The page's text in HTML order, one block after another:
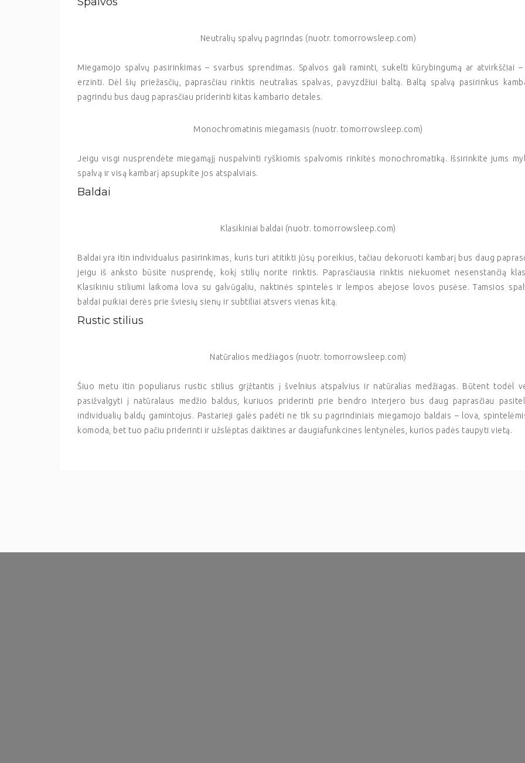
Neutralių spalvų pagrindas (nuotr. tomorrowsleep.com)
Miegamojo spalvų pasirinkimas – svarbus sprendimas. Spalvos gali raminti, sukelti kūrybingumą ar atvirkščiai
erzinti. Dėl šių priežasčių, paprasčiau rinktis neutralias spalvas, pavyzdžiui baltą. Baltą spalvą pasirinkus
pagrindu bus daug paprasčiau priderinti kitas kambario detales.
Monochromatinis miegamasis (nuotr. tomorrowsleep.com)
Jeigu visgi nusprendėte miegamąjį nuspalvinti ryškiomis spalvomis rinkitės monochromatiką. Išsirinkite jums
spalvą ir visą kambarį apsupkite jos atspalviais.
Baldai
Klasikiniai baldai (nuotr. tomorrowsleep.com)
Baldai yra itin individualus pasirinkimas, kuris turi atitikti jūsų poreikius, tačiau dekoruoti kambarį bus daug
jeigu iš anksto būsite nusprendę, kokį stilių norite rinktis. Paprasčiausia rinktis niekuomet nesenstančią
Klasikiniu stiliumi laikoma lova su galvūgaliu, naktinės spintelės ir lempos abejose lovos pusėse. Tamsios
baldai puikiai derės prie šviesių sienų ir subtiliai atsvers vienas kitą.
Rustic stilius
Natūralios medžiagos (nuotr. tomorrowsleep.com)
Šiuo metu itin populiarus rustic stilius grįžtantis į švelnius atspalvius ir natūralias medžiagas. Būtent todėl
pasižvalgyti į natūralaus medžio baldus, kuriuos priderinti prie bendro interjero bus daug paprasčiau
individualių baldų gamintojus. Pastarieji galės padėti ne tik su pagrindiniais miegamojo baldais – lova,
komoda, bet tuo pačiu priderinti ir užslėptas daiktines ar daugiafunkcines lentynėles, kurios padės taupyti vietą.